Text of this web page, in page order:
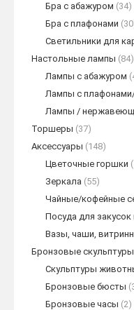
Бра с абажуром (34)
Бра с плафонами
Светильники для
Настольные лампы (84)
Лампы с абажуром
Лампы с
Лампы /
Торшеры (37)
Аксессуары (148)
Цветочные горшки
Зеркала (55)
Чайные/кофейные
Посуда для закусок
Вазы, чаши,
Бронзовые скульптуры
Скульптуры
Бронзовые бюсты
Бронзовые часы (2)